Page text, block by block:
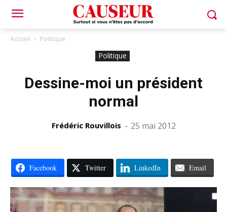
Accueil Politique
Politique
Dessine-moi un président
normal
Frédéric Rouvillois - 25 mai 2012
Facebook Twitter LinkedIn Email